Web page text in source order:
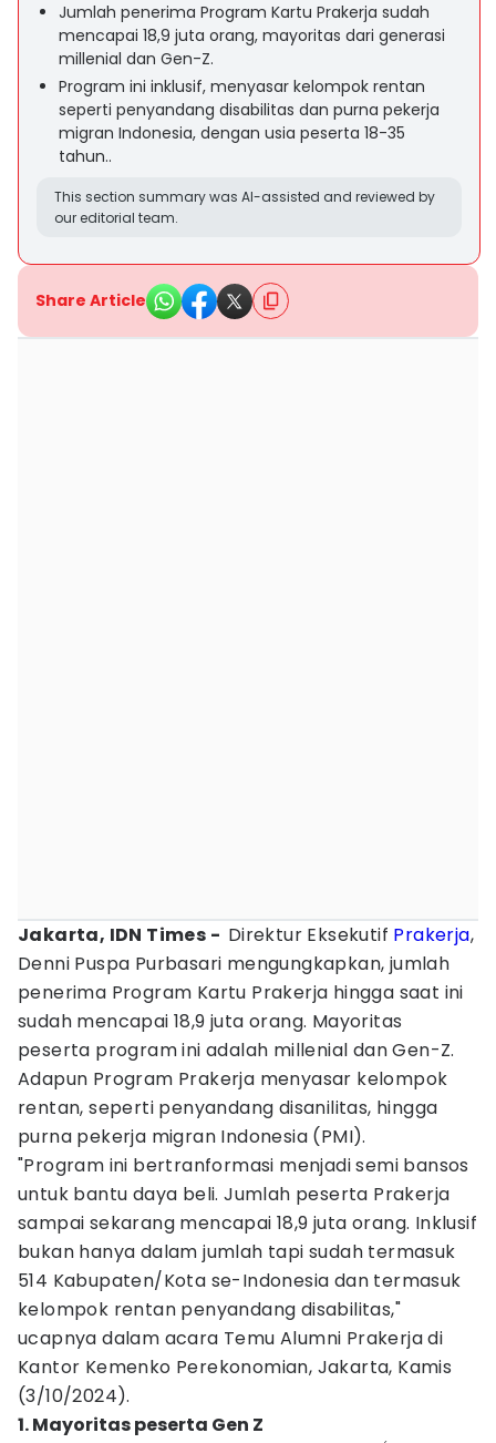
Jumlah penerima Program Kartu Prakerja sudah
mencapai 18,9 juta orang, mayoritas dari generasi
millenial dan Gen-Z.
Program ini inklusif, menyasar kelompok rentan
seperti penyandang disabilitas dan purna pekerja
migran Indonesia, dengan usia peserta 18-35
tahun..
This section summary was AI-assisted and reviewed by
our editorial team.
Share Article
Jakarta, IDN Times - Direktur Eksekutif Prakerja,
Denni Puspa Purbasari mengungkapkan, jumlah
penerima Program Kartu Prakerja hingga saat ini
sudah mencapai 18,9 juta orang. Mayoritas
peserta program ini adalah millenial dan Gen-Z.
Adapun Program Prakerja menyasar kelompok
rentan, seperti penyandang disanilitas, hingga
purna pekerja migran Indonesia (PMI).
"Program ini bertranformasi menjadi semi bansos
untuk bantu daya beli. Jumlah peserta Prakerja
sampai sekarang mencapai 18,9 juta orang. Inklusif
bukan hanya dalam jumlah tapi sudah termasuk
514 Kabupaten/Kota se-Indonesia dan termasuk
kelompok rentan penyandang disabilitas,"
ucapnya dalam acara Temu Alumni Prakerja di
Kantor Kemenko Perekonomian, Jakarta, Kamis
(3/10/2024).
1. Mayoritas peserta Gen Z